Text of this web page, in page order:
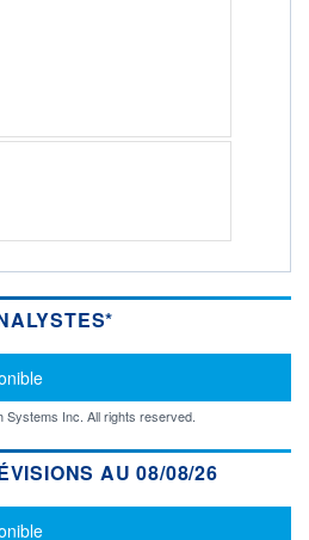
Inc. All rights reserved.
AU 08/08/26